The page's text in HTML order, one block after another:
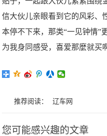
信大伙儿亲眼看到它的风彩、
本停不下来，那类“一见钟情”
为我身同感受，喜爱那麼就买
推荐阅读： 辽车网
您可能感兴趣的文章